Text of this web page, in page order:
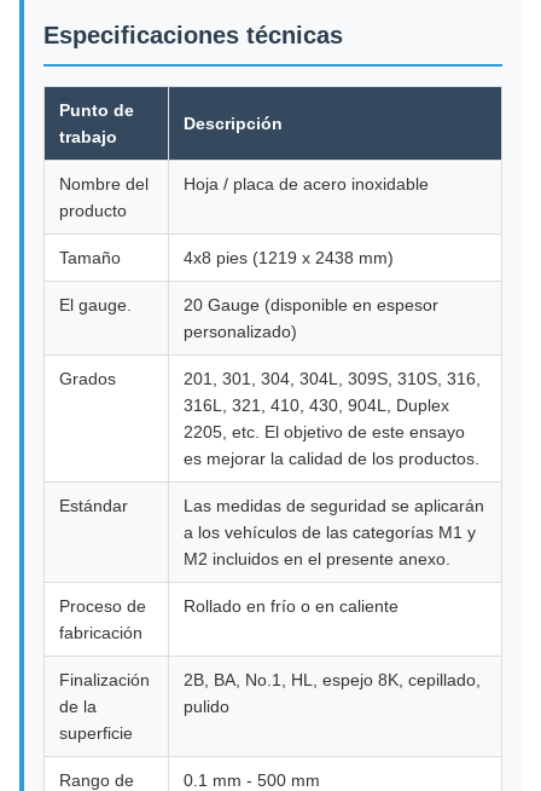
Especificaciones técnicas
Punto de
trabajo
Descripción
Nombre del
producto
Hoja / placa de acero inoxidable
Tamaño 4x8 pies (1219 x 2438 mm)
El gauge.
20 Gauge (disponible en espesor
personalizado)
Grados
201, 301, 304, 304L, 309S, 310S, 316,
316L, 321, 410, 430, 904L, Duplex
2205, etc. El objetivo de este ensayo
es mejorar la calidad de los productos.
Estándar
Las medidas de seguridad se aplicarán
a los vehículos de las categorías M1 y
M2 incluidos en el presente anexo.
Proceso de
fabricación
Rollado en frío o en caliente
Finalización
de la
superficie
2B, BA, No.1, HL, espejo 8K, cepillado,
pulido
Rango de
0.1 mm - 500 mm